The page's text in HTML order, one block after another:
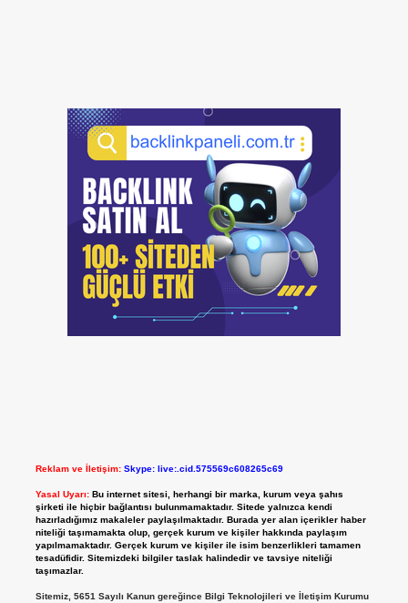
Reklam ve İletişim: Skype: live:.cid.575569c608265c69
Yasal Uyarı: Bu internet sitesi, herhangi bir marka, kurum veya şahıs
şirketi ile hiçbir bağlantısı bulunmamaktadır. Sitede yalnızca kendi
hazırladığımız makaleler paylaşılmaktadır. Burada yer alan içerikler haber
niteliği taşımamakta olup, gerçek kurum ve kişiler hakkında paylaşım
yapılmamaktadır. Gerçek kurum ve kişiler ile isim benzerlikleri tamamen
tesadüfidir. Sitemizdeki bilgiler taslak halindedir ve tavsiye niteliği
taşımazlar.
Sitemiz, 5651 Sayılı Kanun gereğince Bilgi Teknolojileri ve İletişim Kurumu